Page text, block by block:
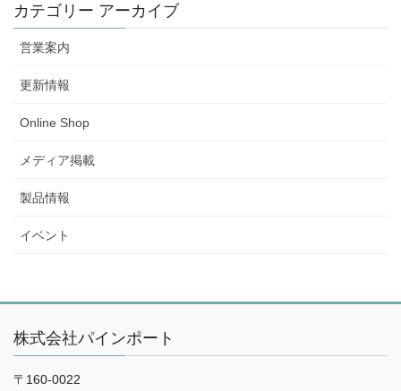
カテゴリー アーカイブ
営業案内
更新情報
Online Shop
メディア掲載
製品情報
イベント
株式会社パインポート
〒160-0022